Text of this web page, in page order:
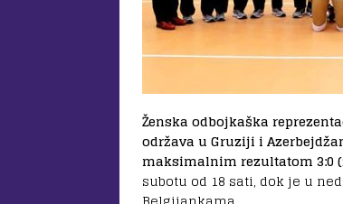
Ženska odbojkaška
održava u Gruziji i
maksimalnim rezultatom 3:0
subotu od 18 sati, dok je u